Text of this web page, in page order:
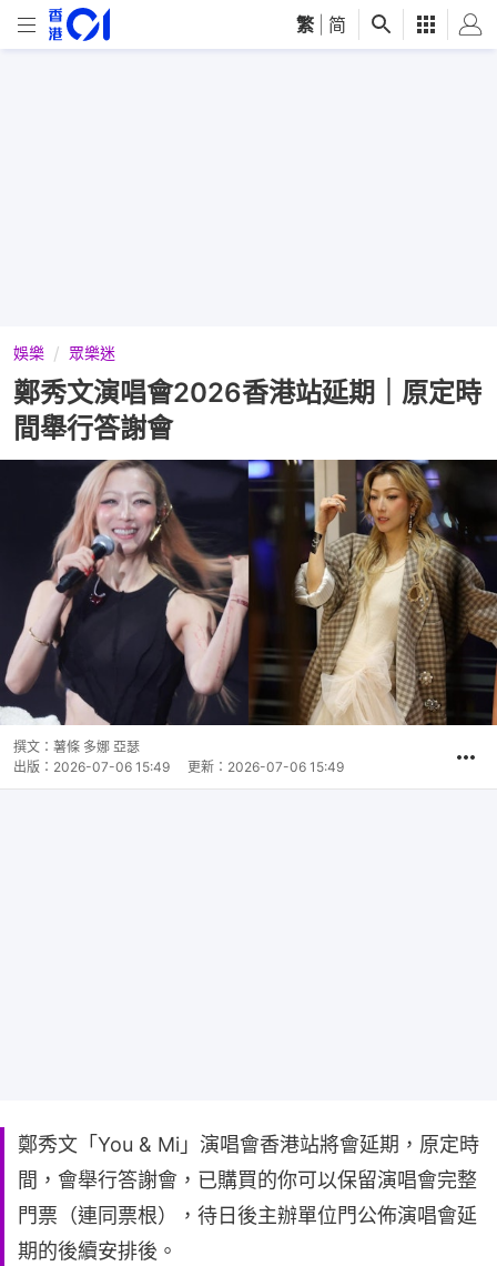
繁 简
娛樂 眾樂迷
鄭秀文演唱會2026香港站延期｜原定時
間舉行答謝會
撰文： 薯條 多娜 亞瑟
出版： 2026-07-06 15:49 更新： 2026-07-06 15:49
鄭秀文「You & Mi」演唱會香港站將會延期，原定時
間，會舉行答謝會，已購買的你可以保留演唱會完整
門票（連同票根），待日後主辦單位門公佈演唱會延
期的後續安排後。